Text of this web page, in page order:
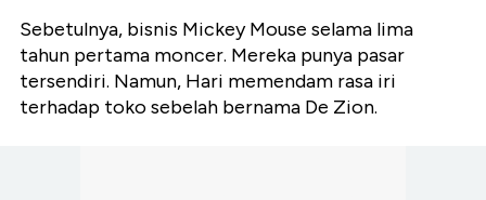
Sebetulnya, bisnis Mickey Mouse selama lima
tahun pertama moncer. Mereka punya pasar
tersendiri. Namun, Hari memendam rasa iri
terhadap toko sebelah bernama De Zion.